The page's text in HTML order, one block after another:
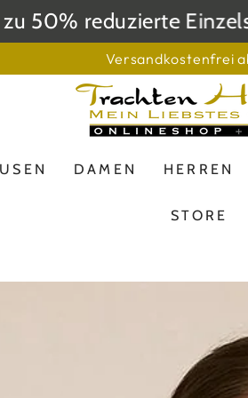
reduzierte
Versandkostenfrei
DAMEN HERREN
STORE